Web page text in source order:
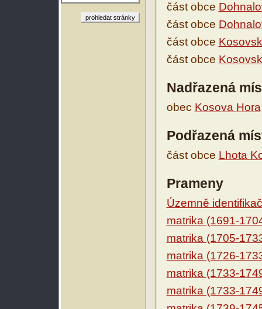
část obce
část obce
část obce
část obce
Nadřazená
obec Kosova Hora
Podřazená
část obce Lhota
Prameny
Územně
matrika (1691-
matrika (1705-
matrika (1726-
matrika (1733-
matrika (1733-